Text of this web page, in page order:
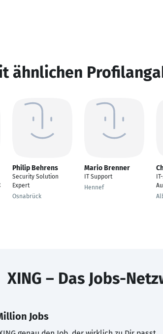
ähnlichen
Philip Behrens
Security Solution
Expert
Osnabrück
Mario Brenner
IT Support
Hennef
XING – Das Jobs-
Jobs